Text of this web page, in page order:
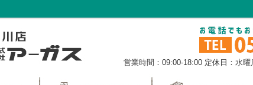
営業時間：09:00-18:00 定休日：水